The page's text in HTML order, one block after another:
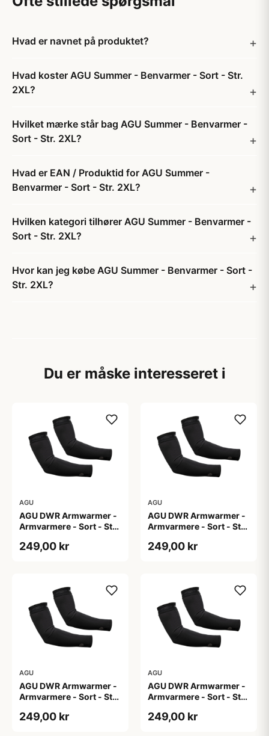
Hvad er navnet på produktet?
Hvad koster AGU Summer - Benvarmer - Sort - Str.
2XL?
Hvilket mærke står bag AGU Summer - Benvarmer -
Sort - Str. 2XL?
Hvad er EAN / Produktid for AGU Summer -
Benvarmer - Sort - Str. 2XL?
Hvilken kategori tilhører AGU Summer - Benvarmer -
Sort - Str. 2XL?
Hvor kan jeg købe AGU Summer - Benvarmer - Sort -
Str. 2XL?
Du er måske interesseret i
AGU
AGU DWR Armwarmer -
Armvarmere - Sort - Str.
249,00 kr
AGU
AGU DWR Armwarmer -
Armvarmere - Sort - Str.
249,00 kr
AGU
AGU DWR Armwarmer -
Armvarmere - Sort - Str.
249,00 kr
AGU
AGU DWR Armwarmer -
Armvarmere - Sort - Str.
249,00 kr